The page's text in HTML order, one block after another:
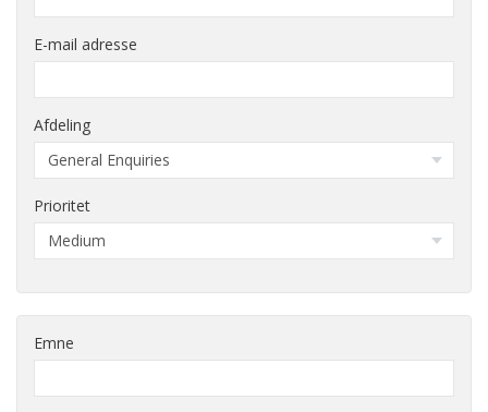
E-mail adresse
Afdeling
Prioritet
Emne